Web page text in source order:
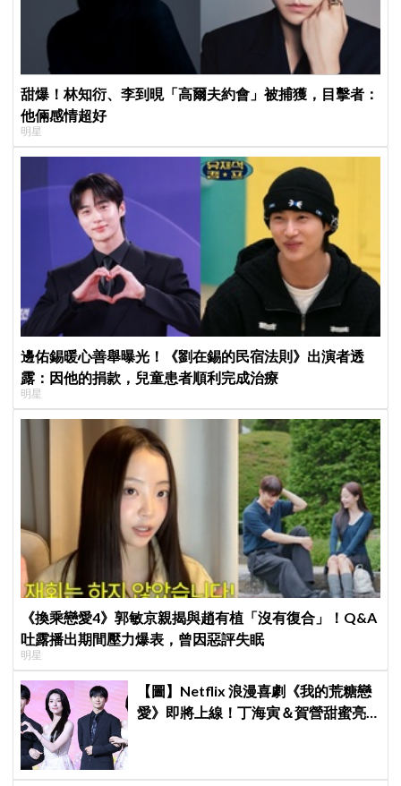
甜爆！林知衍、李到晛「高爾夫約會」被捕獲，目擊者：
他倆感情超好
明星
邊佑錫暖心善舉曝光！《劉在錫的民宿法則》出演者透
露：因他的捐款，兒童患者順利完成治療
明星
《換乘戀愛4》郭敏京親揭與趙有植「沒有復合」！Q&A
吐露播出期間壓力爆表，曾因惡評失眠
明星
【圖】Netflix 浪漫喜劇《我的荒糖戀
愛》即將上線！丁海寅＆賀營甜蜜亮